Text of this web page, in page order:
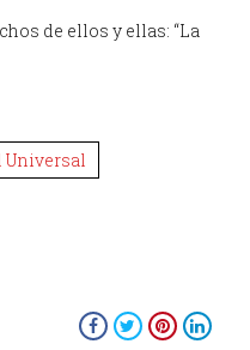
de ellos y ellas: “La
Universal